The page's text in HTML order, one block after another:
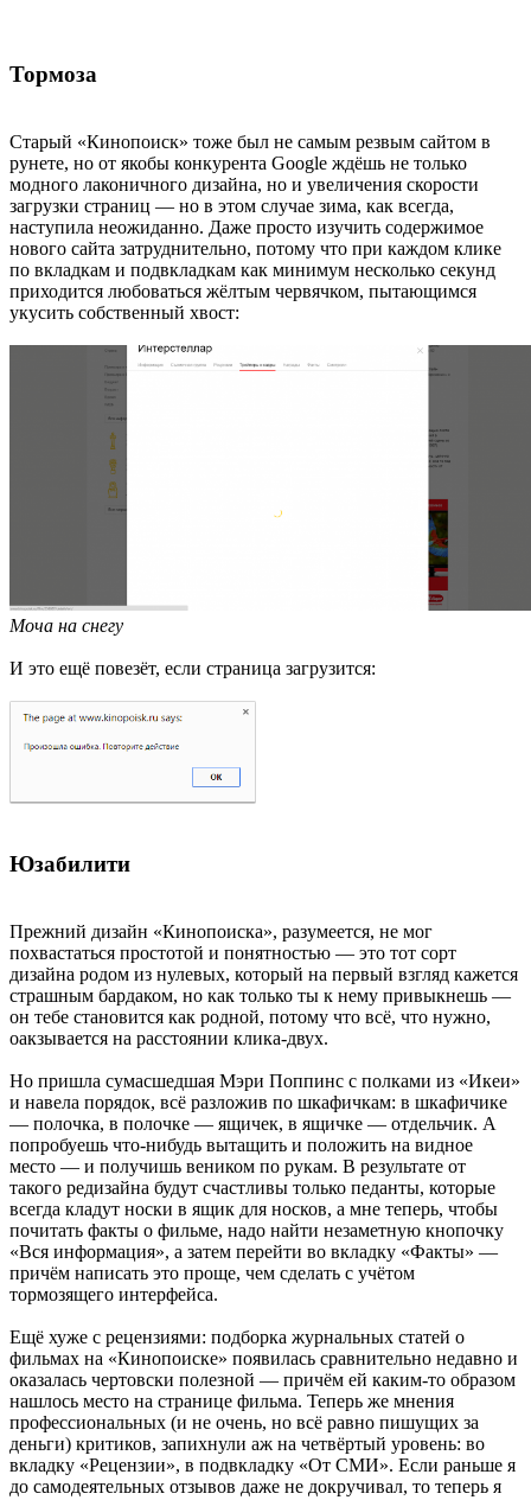
Тормоза
Старый «Кинопоиск» тоже был не самым резвым сайтом в
рунете, но от якобы конкурента Google ждёшь не только
модного лаконичного дизайна, но и увеличения скорости
загрузки страниц — но в этом случае зима, как всегда,
наступила неожиданно. Даже просто изучить содержимое
нового сайта затруднительно, потому что при каждом клике
по вкладкам и подвкладкам как минимум несколько секунд
приходится любоваться жёлтым червячком, пытающимся
укусить собственный хвост:
Моча на снегу
И это ещё повезёт, если страница загрузится:
Юзабилити
Прежний дизайн «Кинопоиска», разумеется, не мог
похвастаться простотой и понятностью — это тот сорт
дизайна родом из нулевых, который на первый взгляд кажется
страшным бардаком, но как только ты к нему привыкнешь —
он тебе становится как родной, потому что всё, что нужно,
оакзывается на расстоянии клика-двух.
Но пришла сумасшедшая Мэри Поппинс с полками из «Икеи»
и навела порядок, всё разложив по шкафичкам: в шкафичике
— полочка, в полочке — ящичек, в ящичке — отдельчик. А
попробуешь что-нибудь вытащить и положить на видное
место — и получишь веником по рукам. В результате от
такого редизайна будут счастливы только педанты, которые
всегда кладут носки в ящик для носков, а мне теперь, чтобы
почитать факты о фильме, надо найти незаметную кнопочку
«Вся информация», а затем перейти во вкладку «Факты» —
причём написать это проще, чем сделать с учётом
тормозящего интерфейса.
Ещё хуже с рецензиями: подборка журнальных статей о
фильмах на «Кинопоиске» появилась сравнительно недавно и
оказалась чертовски полезной — причём ей каким-то образом
нашлось место на странице фильма. Теперь же мнения
профессиональных (и не очень, но всё равно пишущих за
деньги) критиков, запихнули аж на четвёртый уровень: во
вкладку «Рецензии», в подвкладку «От СМИ». Если раньше я
до самодеятельных отзывов даже не докручивал, то теперь я